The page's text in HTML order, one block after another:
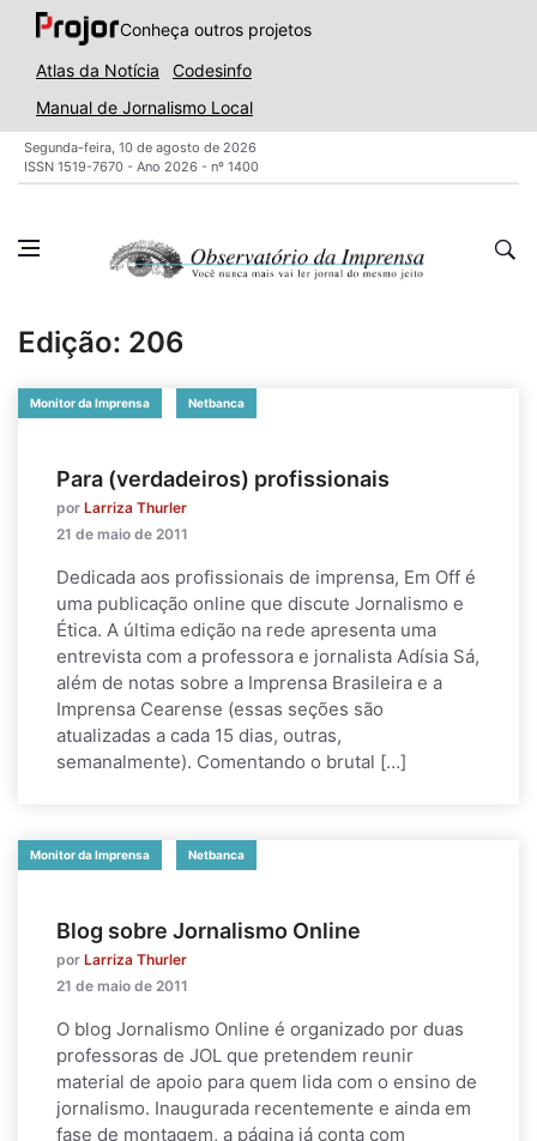
Conheça outros projetos
Atlas da Notícia
Codesinfo
Manual de Jornalismo Local
Segunda-feira, 10 de agosto de 2026
ISSN 1519-7670 - Ano 2026 - nº 1400
Edição: 206
Monitor da Imprensa Netbanca
Para (verdadeiros) profissionais
por Larriza Thurler
21 de maio de 2011
Dedicada aos profissionais de imprensa, Em Off é
uma publicação online que discute Jornalismo e
Ética. A última edição na rede apresenta uma
entrevista com a professora e jornalista Adísia Sá,
além de notas sobre a Imprensa Brasileira e a
Imprensa Cearense (essas seções são
atualizadas a cada 15 dias, outras,
semanalmente). Comentando o brutal […]
Monitor da Imprensa Netbanca
Blog sobre Jornalismo Online
por Larriza Thurler
21 de maio de 2011
O blog Jornalismo Online é organizado por duas
professoras de JOL que pretendem reunir
material de apoio para quem lida com o ensino de
jornalismo. Inaugurada recentemente e ainda em
fase de montagem, a página já conta com